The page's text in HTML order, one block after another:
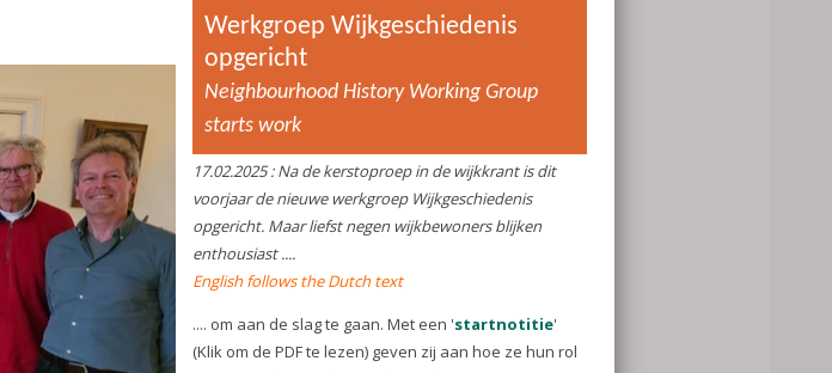
is dit voorjaar de nieuwe werkgroep
Wijkgeschiedenis opgericht. Maar liefst negen
wijkbewoners blijken enthousiast ....
English follows the Dutch text
.... om aan de slag te gaan. Met een
'startnotitie
' (Klik om de PDF te lezen) geven
zij aan hoe ze hun rol zien en welke tien
historische onderwerpen in aanmerking
komen.
Met een
mini-enquête
belangstelling van meer wijkbewoners nog
beter te weten te komen, voordat ze
daadwerkelijk aan de slag gaan. Tijdens de
algemene ledenvergadering van de
wijkvereniging op 9 april aanstaande geeft de